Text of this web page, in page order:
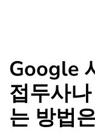
Google
접두사
는 방법